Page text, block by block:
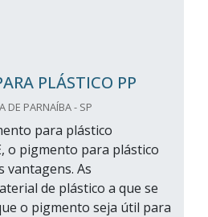
PLÁSTICO PP
DE PARNAÍBA - SP
para plástico
o pigmento para plástico
vantagens. As
de plástico a que se
o pigmento seja útil para